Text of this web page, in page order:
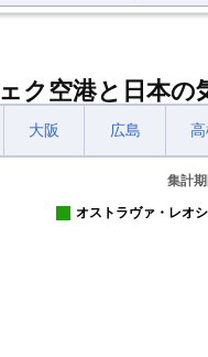
ク空港と日本の
大阪 広島
集計
オストラヴァ・レオ